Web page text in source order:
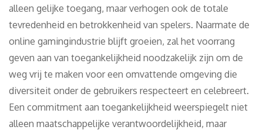
alleen gelijke toegang, maar verhogen ook de totale
tevredenheid en betrokkenheid van spelers. Naarmate de
online gamingindustrie blijft groeien, zal het voorrang
geven aan van toegankelijkheid noodzakelijk zijn om de
weg vrij te maken voor een omvattende omgeving die
diversiteit onder de gebruikers respecteert en celebreert.
Een commitment aan toegankelijkheid weerspiegelt niet
alleen maatschappelijke verantwoordelijkheid, maar